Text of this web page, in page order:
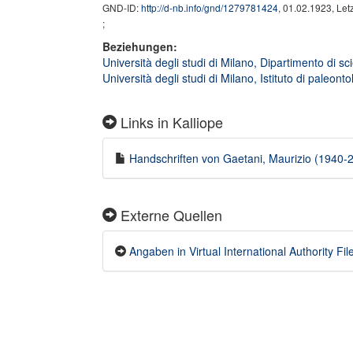
GND-ID:http://d-nb.info/gnd/1279781424, 01.02.1923,
;
Beziehungen:
Università degli studi di Milano, Dipartimento di
Università degli studi di Milano, Istituto di
Links in Kalliope
Handschriften von Gaetani, Maurizio (1940-
Externe Quellen
Angaben in Virtual International Authority